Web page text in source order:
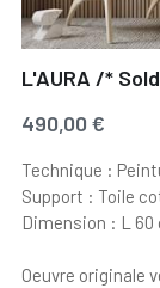
L'AURA /*
490,00 €
Technique :
Support : Toile
Dimension : L 60
Oeuvre originale